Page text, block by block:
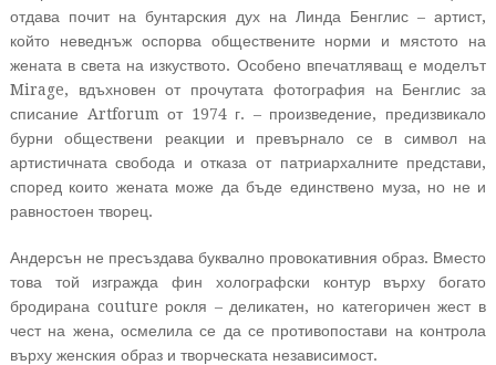
отдава почит на бунтарския дух на Линда Бенглис – артист,
който неведнъж оспорва обществените норми и мястото на
жената в света на изкуството. Особено впечатляващ е моделът
Mirage, вдъхновен от прочутата фотография на Бенглис за
списание Artforum от 1974 г. – произведение, предизвикало
бурни обществени реакции и превърнало се в символ на
артистичната свобода и отказа от патриархалните представи,
според които жената може да бъде единствено муза, но не и
равностоен творец.
Андерсън не пресъздава буквално провокативния образ. Вместо
това той изгражда фин холографски контур върху богато
бродирана couture рокля – деликатен, но категоричен жест в
чест на жена, осмелила се да се противопостави на контрола
върху женския образ и творческата независимост.